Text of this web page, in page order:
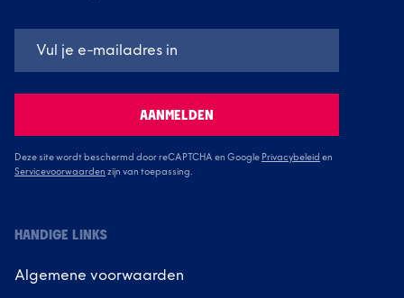
AANMELDEN
Deze site wordt beschermd door reCAPTCHA en Google Privacybeleid en
Servicevoorwaarden zijn van toepassing.
HANDIGE LINKS
Algemene voorwaarden